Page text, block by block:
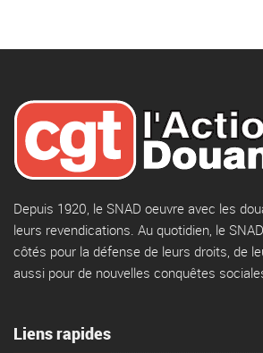
Depuis 1920, le SNAD oeuvre avec les
leurs revendications. Au quotidien, le
côtés pour la défense de leurs droits, de
aussi pour de nouvelles conquêtes
Liens rapides